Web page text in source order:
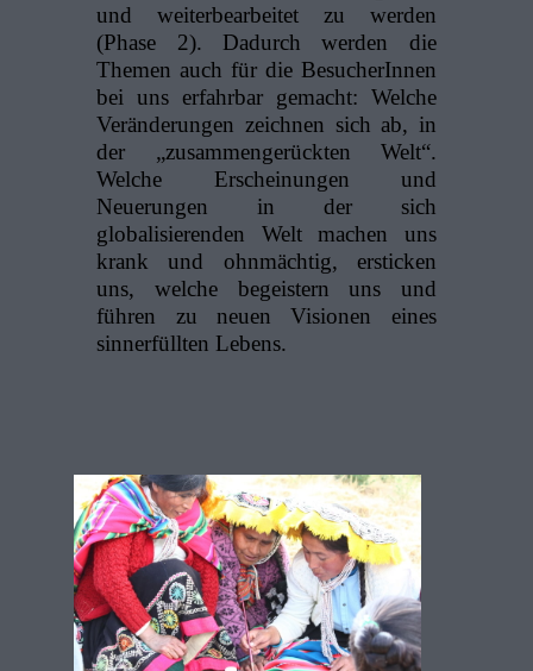
und weiterbearbeitet zu werden
(Phase 2). Dadurch werden die
Themen auch für die BesucherInnen
bei uns erfahrbar gemacht: Welche
Veränderungen zeichnen sich ab, in
der „zusammengerückten Welt“.
Welche Erscheinungen und
Neuerungen in der sich
globalisierenden Welt machen uns
krank und ohnmächtig, ersticken
uns, welche begeistern uns und
führen zu neuen Visionen eines
sinnerfüllten Lebens.